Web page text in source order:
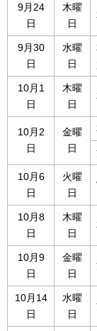
9月24
日
木曜
日
9月30
日
水曜
日
10月1
日
木曜
日
10月2
日
金曜
日
10月6
日
火曜
日
10月8
日
木曜
日
10月9
日
金曜
日
10月14
日
水曜
日